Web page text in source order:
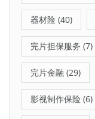
器材险 (40)
完片担保服务 (7)
完片金融 (29)
影视制作保险 (6)